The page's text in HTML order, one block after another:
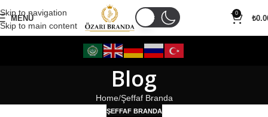
Skip to navigation
Skip to main content
MENÜ
0
₺
Blog
Home Şeffaf Branda
ŞEFFAF BRANDA